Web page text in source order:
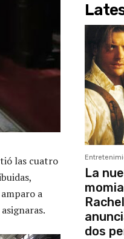
las cuatro
a
La
dos